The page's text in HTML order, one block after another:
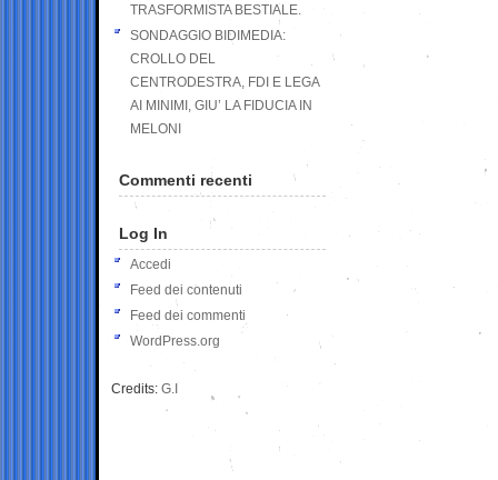
TRASFORMISTA BESTIALE.
SONDAGGIO BIDIMEDIA:
CROLLO DEL
CENTRODESTRA, FDI E LEGA
AI MINIMI, GIU’ LA FIDUCIA IN
MELONI
Commenti recenti
Log In
Accedi
Feed dei contenuti
Feed dei commenti
WordPress.org
Credits: G.I